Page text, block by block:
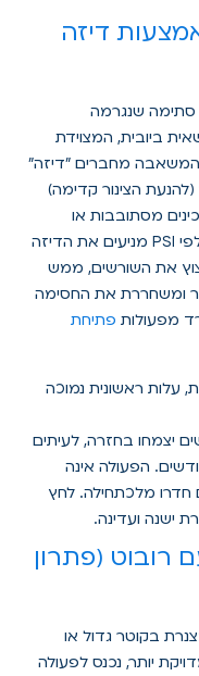
באמצעות דיזה
סתימה שנגרמה
ביובית, המצוידת
מחברים "דיזה"
הצינור קדימה)
מסתובבות או
שרשראות. המים המוזרקים בלחץ של אלפי PSI מניעים את הדיזה
את השורשים, ממש
ומשחררת את החסימה
מפעולות פתיחת
עלות ראשונית נמוכה
יצמחו בחזרה, לעיתים
וחזקים יותר, תוך 6-24 חודשים. הפעולה אינה
מלכתחילה. לחץ
ישנה ועדינה.
עם רובוט (פתרון
בקוטר גדול או
יותר, נכנס לפעולה